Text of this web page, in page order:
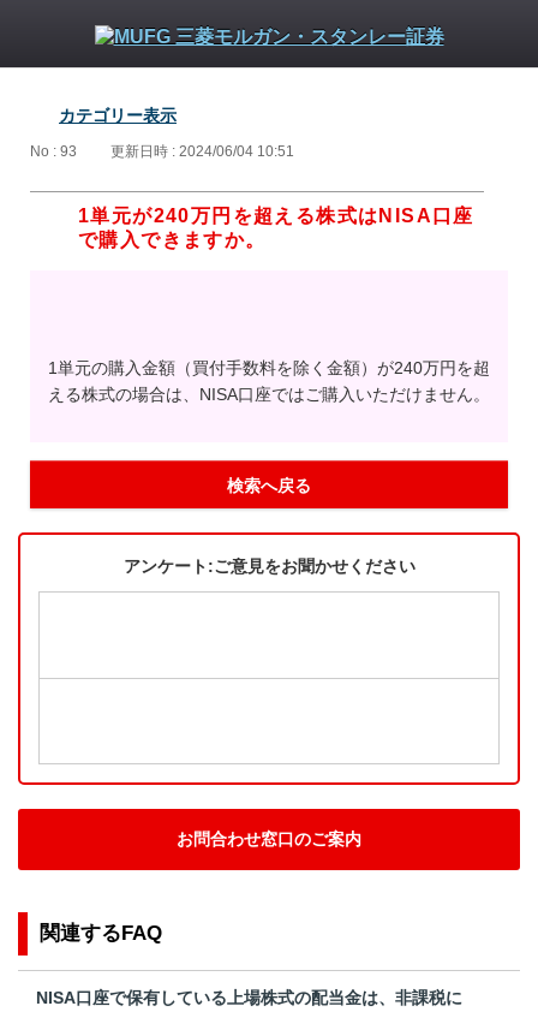
カテゴリー表示
No : 93 更新日時 : 2024/06/04 10:51
1単元が240万円を超える株式はNISA口座
で購入できますか。
1単元の購入金額（買付手数料を除く金額）が240万円を超
える株式の場合は、NISA口座ではご購入いただけません。
検索へ戻る
アンケート:ご意見をお聞かせください
お問合わせ窓口のご案内
関連するFAQ
NISA口座で保有している上場株式の配当金は、非課税に